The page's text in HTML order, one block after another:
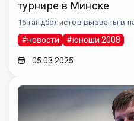
турнире в Минске
16 гандболистов вызваны в
#новости #юноши 2008
05.03.2025